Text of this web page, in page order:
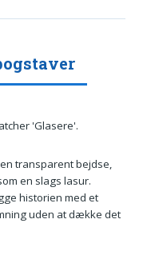
'Glasere'.
transparent bejdse,
en slags lasur.
historien med et
uden at dække det